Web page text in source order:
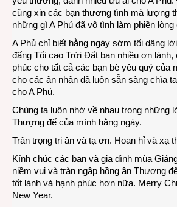
cũng xin các bạn thương tình mà lượng
những gì A Phủ đã vô tình làm phiền lòng
A Phủ chỉ biết hằng ngày sớm tối dâng
đấng Tối cao Trời Đất ban nhiều ơn lành,
phúc cho tất cả các bạn bè yêu quý của
cho các ân nhân đã luôn sẵn sàng chìa
cho A Phủ.
Chúng ta luôn nhớ về nhau trong những
Thượng đế của mình hằng ngày.
Trân trọng tri ân và tạ ơn. Hoan hỉ và xạ
Kính chúc các bạn và gia đình mùa
niềm vui và tràn ngập hồng ân Thượng
tốt lành và hạnh phúc hơn nữa. Merry
New Year.